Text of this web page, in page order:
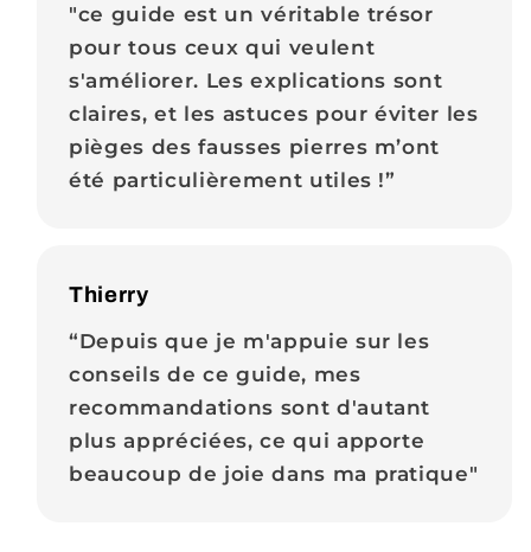
"ce guide est un véritable trésor
pour tous ceux qui veulent
s'améliorer. Les explications sont
claires, et les astuces pour éviter les
pièges des fausses pierres m’ont
été particulièrement utiles !”
Thierry
“Depuis que je m'appuie sur les
conseils de ce guide, mes
recommandations sont d'autant
plus appréciées, ce qui apporte
beaucoup de joie dans ma pratique"